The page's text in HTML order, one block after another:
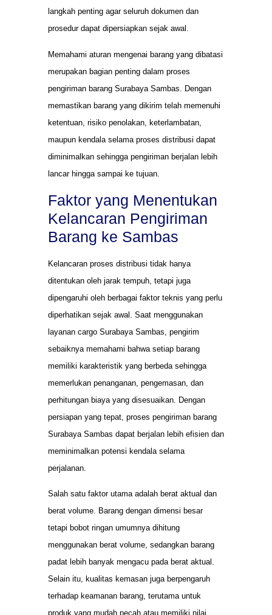
langkah penting agar seluruh dokumen dan
prosedur dapat dipersiapkan sejak awal.
Memahami aturan mengenai barang yang dibatasi
merupakan bagian penting dalam proses
pengiriman barang Surabaya Sambas. Dengan
memastikan barang yang dikirim telah memenuhi
ketentuan, risiko penolakan, keterlambatan,
maupun kendala selama proses distribusi dapat
diminimalkan sehingga pengiriman berjalan lebih
lancar hingga sampai ke tujuan.
Faktor yang Menentukan
Kelancaran Pengiriman
Barang ke Sambas
Kelancaran proses distribusi tidak hanya
ditentukan oleh jarak tempuh, tetapi juga
dipengaruhi oleh berbagai faktor teknis yang perlu
diperhatikan sejak awal. Saat menggunakan
layanan cargo Surabaya Sambas, pengirim
sebaiknya memahami bahwa setiap barang
memiliki karakteristik yang berbeda sehingga
memerlukan penanganan, pengemasan, dan
perhitungan biaya yang disesuaikan. Dengan
persiapan yang tepat, proses pengiriman barang
Surabaya Sambas dapat berjalan lebih efisien dan
meminimalkan potensi kendala selama
perjalanan.
Salah satu faktor utama adalah berat aktual dan
berat volume. Barang dengan dimensi besar
tetapi bobot ringan umumnya dihitung
menggunakan berat volume, sedangkan barang
padat lebih banyak mengacu pada berat aktual.
Selain itu, kualitas kemasan juga berpengaruh
terhadap keamanan barang, terutama untuk
produk yang mudah pecah atau memiliki nilai